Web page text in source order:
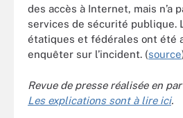
des accès à Internet, mais n’a
services de sécurité publique.
étatiques et fédérales ont été
enquêter sur l’incident. (source
Revue de presse réalisée en
Les explications sont à lire ici.